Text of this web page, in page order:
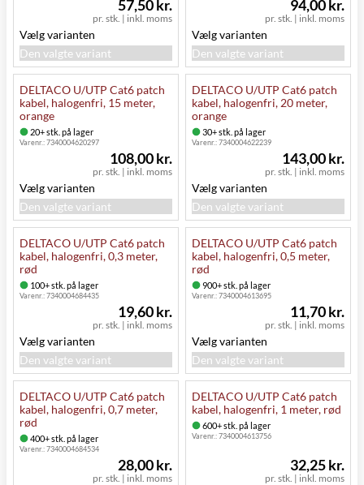
pr. stk. | inkl. moms
57,50 kr.
Vælg varianten
Den valgte variant
pr. stk. | inkl. moms
94,00 kr.
Vælg varianten
Den valgte variant
DELTACO U/UTP Cat6 patch
kabel, halogenfri, 15 meter,
orange
20+ stk. på lager
Varenr.:7340004620297
pr. stk. | inkl. moms
108,00 kr.
Vælg varianten
Den valgte variant
DELTACO U/UTP Cat6 patch
kabel, halogenfri, 20 meter,
orange
30+ stk. på lager
Varenr.:7340004622239
pr. stk. | inkl. moms
143,00 kr.
Vælg varianten
Den valgte variant
DELTACO U/UTP Cat6 patch
kabel, halogenfri, 0,3 meter,
rød
100+ stk. på lager
Varenr.:7340004684435
pr. stk. | inkl. moms
19,60 kr.
Vælg varianten
Den valgte variant
DELTACO U/UTP Cat6 patch
kabel, halogenfri, 0,5 meter,
rød
900+ stk. på lager
Varenr.:7340004613695
pr. stk. | inkl. moms
11,70 kr.
Vælg varianten
Den valgte variant
DELTACO U/UTP Cat6 patch
kabel, halogenfri, 0,7 meter,
rød
400+ stk. på lager
Varenr.:7340004684534
pr. stk. | inkl. moms
28,00 kr.
DELTACO U/UTP Cat6 patch
kabel, halogenfri, 1 meter, rød
600+ stk. på lager
Varenr.:7340004613756
pr. stk. | inkl. moms
32,25 kr.